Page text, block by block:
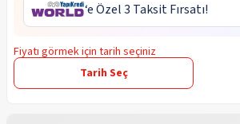
‘e Özel 3 Taksit Fırsatı!
Fiyatı görmek için tarih seçiniz
Tarih Seç